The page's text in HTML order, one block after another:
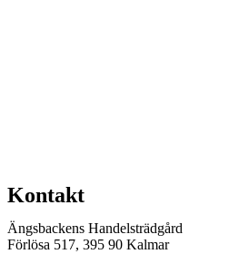
Kontakt
Ängsbackens Handelsträdgård
Förlösa 517, 395 90 Kalmar